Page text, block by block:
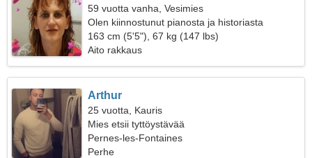
59 vuotta vanha, Vesimies
Olen kiinnostunut pianosta ja historiasta
163 cm (5'5"), 67 kg (147 lbs)
Aito rakkaus
Arthur
25 vuotta, Kauris
Mies etsii tyttöystävää
Pernes-les-Fontaines
Perhe